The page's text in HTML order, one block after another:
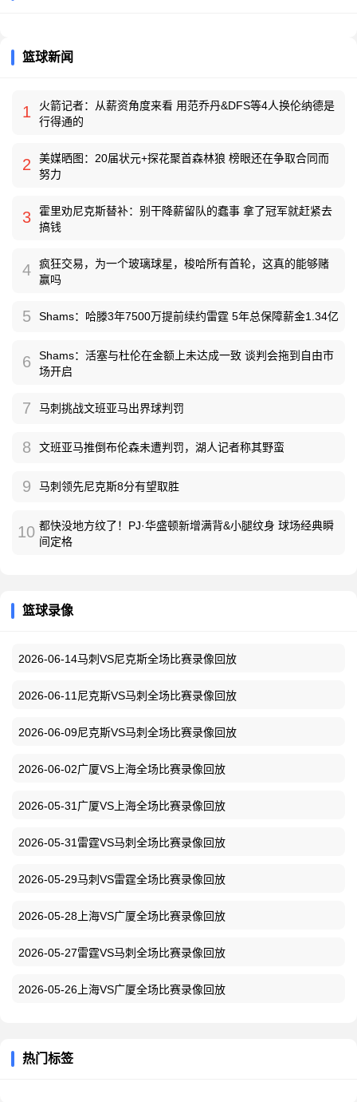
篮球新闻
1
火箭记者：从薪资角度来看 用范乔丹&DFS等4人换伦纳德是
行得通的
2
美媒晒图：20届状元+探花聚首森林狼 榜眼还在争取合同而
努力
3
霍里劝尼克斯替补：别干降薪留队的蠢事 拿了冠军就赶紧去
搞钱
4
疯狂交易，为一个玻璃球星，梭哈所有首轮，这真的能够赌
赢吗
5 Shams：哈滕3年7500万提前续约雷霆 5年总保障薪金1.34亿
6
Shams：活塞与杜伦在金额上未达成一致 谈判会拖到自由市
场开启
7 马刺挑战文班亚马出界球判罚
8 文班亚马推倒布伦森未遭判罚，湖人记者称其野蛮
9 马刺领先尼克斯8分有望取胜
10 都快没地方纹了！PJ·华盛顿新增满背&小腿纹身 球场经典瞬
间定格
篮球录像
2026-06-14马刺VS尼克斯全场比赛录像回放
2026-06-11尼克斯VS马刺全场比赛录像回放
2026-06-09尼克斯VS马刺全场比赛录像回放
2026-06-02广厦VS上海全场比赛录像回放
2026-05-31广厦VS上海全场比赛录像回放
2026-05-31雷霆VS马刺全场比赛录像回放
2026-05-29马刺VS雷霆全场比赛录像回放
2026-05-28上海VS广厦全场比赛录像回放
2026-05-27雷霆VS马刺全场比赛录像回放
2026-05-26上海VS广厦全场比赛录像回放
热门标签